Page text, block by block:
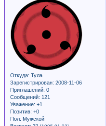
Откуда: Тула
Зарегистрирован: 2008-11-06
Приглашений: 0
Сообщений: 121
Уважение: +1
Позитив: +0
Пол: Мужской